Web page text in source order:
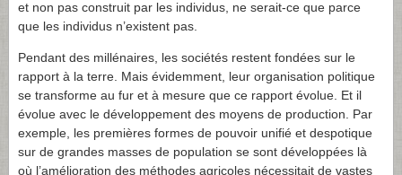
et non pas construit par les individus, ne serait-ce que parce
que les individus n’existent pas.
Pendant des millénaires, les sociétés restent fondées sur le
rapport à la terre. Mais évidemment, leur organisation politique
se transforme au fur et à mesure que ce rapport évolue. Et il
évolue avec le développement des moyens de production. Par
exemple, les premières formes de pouvoir unifié et despotique
sur de grandes masses de population se sont développées là
où l’amélioration des méthodes agricoles nécessitait de vastes